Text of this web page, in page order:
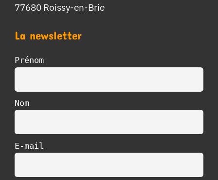
77680 Roissy-en-Brie
La newsletter
Prénom
Nom
E-mail